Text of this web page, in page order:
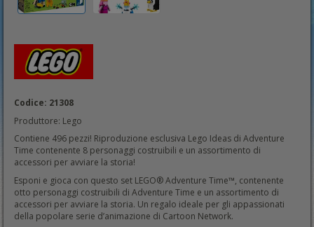
Codice: 21308
Produttore: Lego
Contiene 496 pezzi! Riproduzione esclusiva Lego Ideas di Adventure
Time contenente 8 personaggi costruibili e un assortimento di
accessori per avviare la storia!
Esponi e gioca con questo set LEGO® Adventure Time™, contenente
otto personaggi costruibili di Adventure Time e un assortimento di
accessori per avviare la storia. Un regalo ideale per gli appassionati
della popolare serie d’animazione di Cartoon Network.